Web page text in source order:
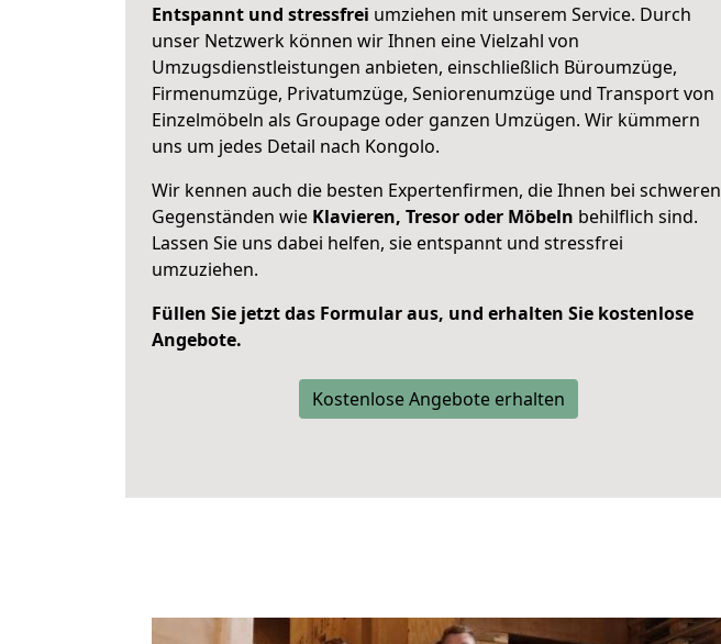
Entspannt und stressfrei umziehen mit unserem Service. Durch
unser Netzwerk können wir Ihnen eine Vielzahl von
Umzugsdienstleistungen anbieten, einschließlich Büroumzüge,
Firmenumzüge, Privatumzüge, Seniorenumzüge und Transport von
Einzelmöbeln als Groupage oder ganzen Umzügen. Wir kümmern
uns um jedes Detail nach Kongolo.
Wir kennen auch die besten Expertenfirmen, die Ihnen bei schweren
Gegenständen wie Klavieren, Tresor oder Möbeln behilflich sind.
Lassen Sie uns dabei helfen, sie entspannt und stressfrei
umzuziehen.
Füllen Sie jetzt das Formular aus, und erhalten Sie kostenlose
Angebote.
Kostenlose Angebote erhalten